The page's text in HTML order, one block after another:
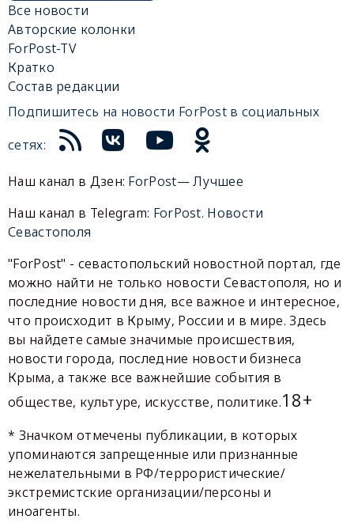
Все новости
Авторские колонки
ForPost-TV
Кратко
Состав редакции
Подпишитесь на новости ForPost в социальных
сетях:
Наш канал в Дзен: ForPost— Лучшее
Наш канал в Telegram: ForPost. Новости
Севастополя
"ForPost" - севастопольский новостной портал, где
можно найти не только новости Севастополя, но и
последние новости дня, все важное и интересное,
что происходит в Крыму, России и в мире. Здесь
вы найдете самые значимые происшествия,
новости города, последние новости бизнеса
Крыма, а также все важнейшие события в
обществе, культуре, искусстве, политике.18+
* Значком отмечены публикации, в которых
упоминаются запрещенные или признанные
нежелательными в РФ/террористические/
экстремистские организации/персоны и
иноагенты.